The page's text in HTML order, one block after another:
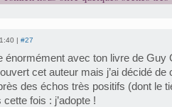
| #27
énormément avec ton livre de Guy
cet auteur mais j’ai décidé
des échos très positifs (dont le
fois : j’adopte !